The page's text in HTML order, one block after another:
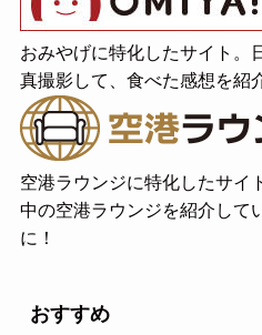
おみやげに特化したサイト。
真撮影して、食べた感想を紹
空港ラウンジに特化したサイ
中の空港ラウンジを紹介して
に！
おすすめ